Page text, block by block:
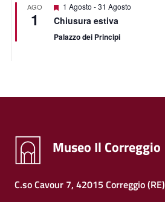
AGO
1
Featured
1 Agosto -31 Agosto
Chiusura estiva
Palazzo dei Principi
Museo Il Correggio
C.so Cavour 7, 42015 Correggio (RE)